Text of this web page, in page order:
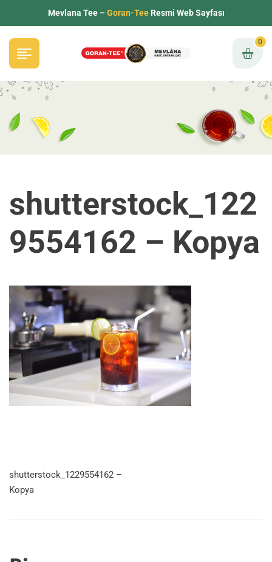
Mevlana Tee –Goran-TeeResmi Web Sayfası
0
shutterstock_122
9554162 – Kopya
shutterstock_1229554162 –
Kopya